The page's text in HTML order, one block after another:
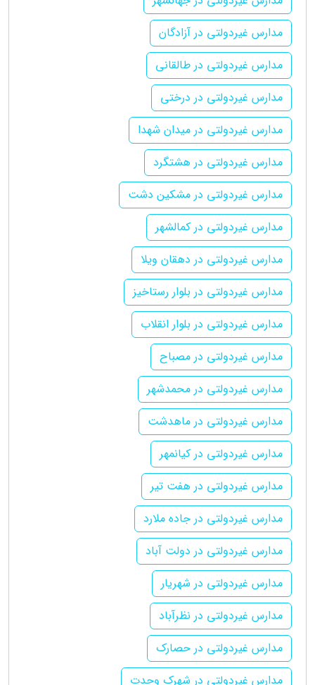
مدارس غیردولتی در آزادگان
مدارس غیردولتی در طالقانی
مدارس غیردولتی در درختی
مدارس غیردولتی در میدان شهدا
مدارس غیردولتی در هشتگرد
مدارس غیردولتی در مشکین دشت
مدارس غیردولتی در کمالشهر
مدارس غیردولتی در دهقان ویلا
مدارس غیردولتی در بلوار رستاخیز
مدارس غیردولتی در بلوار انقلاب
مدارس غیردولتی در مصباح
مدارس غیردولتی در محمدشهر
مدارس غیردولتی در ماهدشت
مدارس غیردولتی در کیانمهر
مدارس غیردولتی در هفت تیر
مدارس غیردولتی در جاده ملارد
مدارس غیردولتی در دولت آباد
مدارس غیردولتی در شهریار
مدارس غیردولتی در نظرآباد
مدارس غیردولتی در حصارک
مدارس غیردولتی در شهرک وحدت